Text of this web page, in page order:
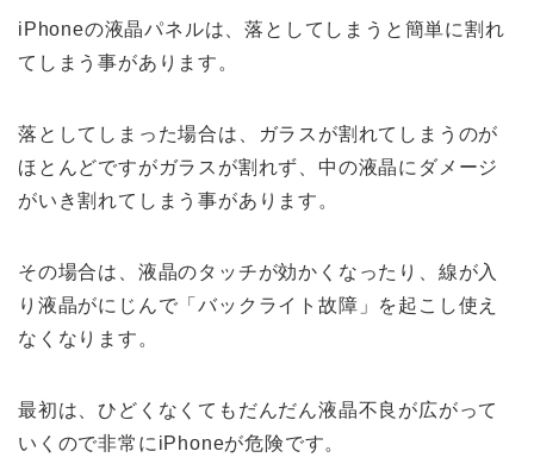
iPhoneの液晶パネルは、落としてしまうと簡単に割れ
てしまう事があります。
落としてしまった場合は、ガラスが割れてしまうのが
ほとんどですがガラスが割れず、中の液晶にダメージ
がいき割れてしまう事があります。
その場合は、液晶のタッチが効かくなったり、線が入
り液晶がにじんで「バックライト故障」を起こし使え
なくなります。
最初は、ひどくなくてもだんだん液晶不良が広がって
いくので非常にiPhoneが危険です。